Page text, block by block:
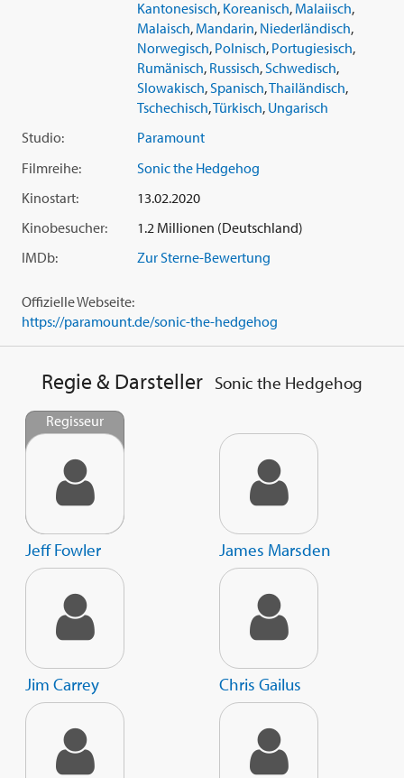
Kantonesisch, Koreanisch, Malaiisch,
Malaisch, Mandarin, Niederländisch,
Norwegisch, Polnisch, Portugiesisch,
Rumänisch, Russisch,Schwedisch,
Slowakisch,Spanisch,Thailändisch,
Tschechisch,Türkisch, Ungarisch
Studio:
Paramount
Filmreihe:
Sonic the Hedgehog
Kinostart:
13.02.2020
Kinobesucher:
1.2 Millionen (Deutschland)
IMDb:
Zur Sterne-Bewertung
Offizielle Webseite:
https://paramount.de/sonic-the-hedgehog
Regie & Darsteller Sonic the Hedgehog
Regisseur
Jeff Fowler James Marsden
Jim Carrey Chris Gailus